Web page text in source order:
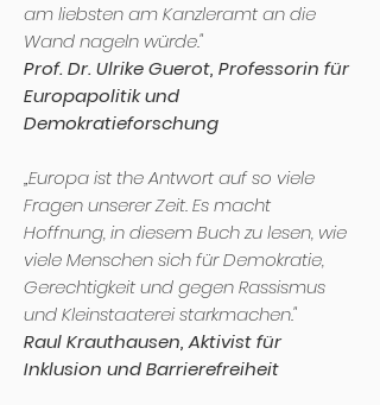
am liebsten am Kanzleramt an die
Wand nageln würde."
Prof. Dr. Ulrike Guerot, Professorin für
Europapolitik und
Demokratieforschung
„Europa ist the Antwort auf so viele
Fragen unserer Zeit. Es macht
Hoffnung, in diesem Buch zu lesen, wie
viele Menschen sich für Demokratie,
Gerechtigkeit und gegen Rassismus
und Kleinstaaterei starkmachen."
Raul Krauthausen, Aktivist für
Inklusion und Barrierefreiheit